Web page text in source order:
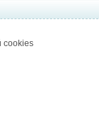
cookies